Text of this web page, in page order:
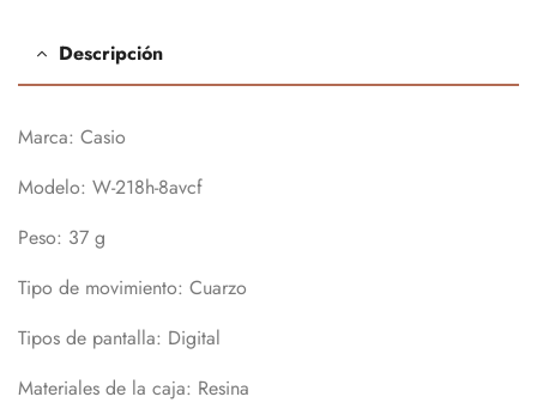
Descripción
Marca: Casio
Modelo: W-218h-8avcf
Peso: 37 g
Tipo de movimiento: Cuarzo
Tipos de pantalla: Digital
Materiales de la caja: Resina